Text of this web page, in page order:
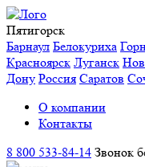
Пятигорск
Барнаул Белокуриха
Красноярск Луганск
Дону Россия Саратов
О компании
Контакты
8 800 533-84-14 Звонок